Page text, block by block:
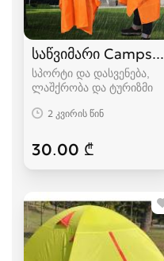
საწვიმარი Campsor
სპორტი და დასვენება,
ლაშქრობა და ტურიზმი
2 კვირის წინ
30.00 ₾